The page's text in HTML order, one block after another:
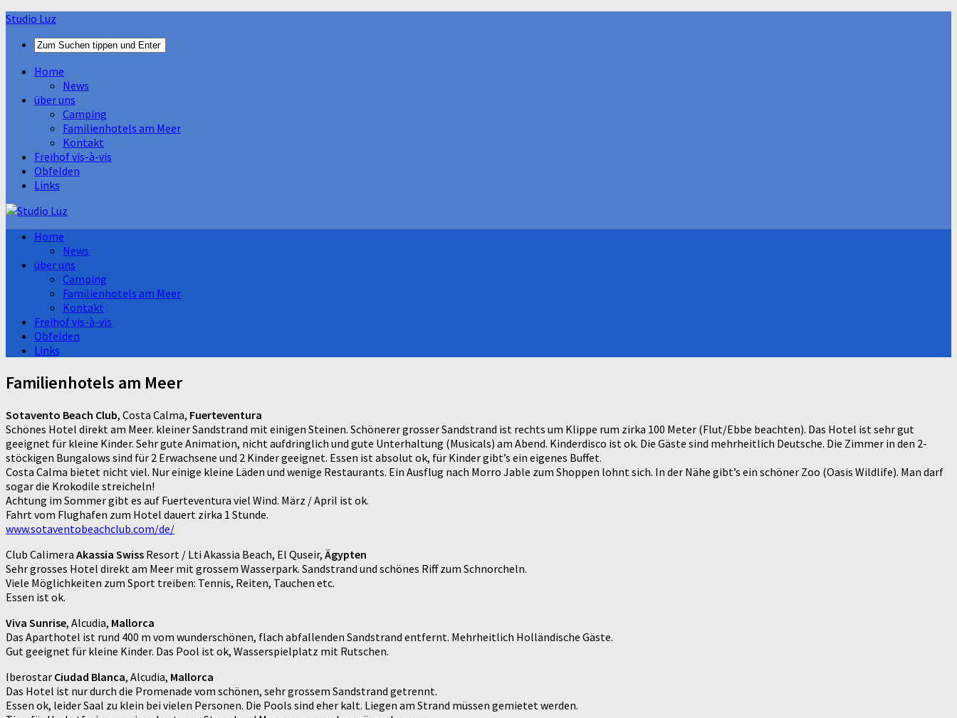
Studio Luz
Home
News
über uns
Camping
Familienhotels am Meer
Kontakt
Freihof vis-à-vis
Obfelden
Links
Home
News
über uns
Camping
Familienhotels am Meer
Kontakt
Freihof vis-à-vis
Obfelden
Links
Familienhotels am Meer
Sotavento Beach Club, Costa Calma, Fuerteventura
Schönes Hotel direkt am Meer. kleiner Sandstrand mit einigen Steinen. Schönerer grosser Sandstrand ist rechts um Klippe rum zirka 100 Meter (Flut/Ebbe beachten). Das Hotel ist sehr gut
geeignet für kleine Kinder. Sehr gute Animation, nicht aufdringlich und gute Unterhaltung (Musicals) am Abend. Kinderdisco ist ok. Die Gäste sind mehrheitlich Deutsche. Die Zimmer in den 2-
stöckigen Bungalows sind für 2 Erwachsene und 2 Kinder geeignet. Essen ist absolut ok, für Kinder gibt’s ein eigenes Buffet.
Costa Calma bietet nicht viel. Nur einige kleine Läden und wenige Restaurants. Ein Ausflug nach Morro Jable zum Shoppen lohnt sich. In der Nähe gibt’s ein schöner Zoo (Oasis Wildlife). Man darf
sogar die Krokodile streicheln!
Achtung im Sommer gibt es auf Fuerteventura viel Wind. März / April ist ok.
Fahrt vom Flughafen zum Hotel dauert zirka 1 Stunde.
www.sotaventobeachclub.com/de/
Club Calimera Akassia Swiss Resort / Lti Akassia Beach, El Quseir, Ägypten
Sehr grosses Hotel direkt am Meer mit grossem Wasserpark. Sandstrand und schönes Riff zum Schnorcheln.
Viele Möglichkeiten zum Sport treiben: Tennis, Reiten, Tauchen etc.
Essen ist ok.
Viva Sunrise, Alcudia, Mallorca
Das Aparthotel ist rund 400 m vom wunderschönen, flach abfallenden Sandstrand entfernt. Mehrheitlich Holländische Gäste.
Gut geeignet für kleine Kinder. Das Pool ist ok, Wasserspielplatz mit Rutschen.
Iberostar Ciudad Blanca, Alcudia, Mallorca
Das Hotel ist nur durch die Promenade vom schönen, sehr grossem Sandstrand getrennt.
Essen ok, leider Saal zu klein bei vielen Personen. Die Pools sind eher kalt. Liegen am Strand müssen gemietet werden.